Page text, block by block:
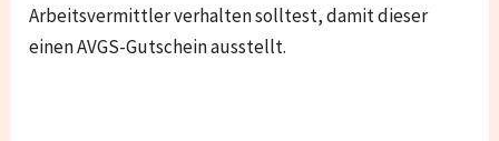
Arbeitsvermittler verhalten solltest, damit dieser
einen AVGS-Gutschein ausstellt.